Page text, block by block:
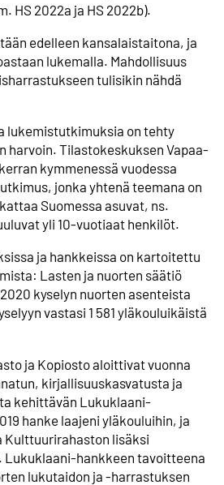
HS 2022a ja HS 2022b).
edelleen kansalaistaitona, ja
lukemalla. Mahdollisuus
tulisikin nähdä
lukemistutkimuksia on tehty
harvoin. Tilastokeskuksen Vapaa-
kymmenessä vuodessa
jonka yhtenä teemana on
Suomessa asuvat, ns.
yli 10-vuotiaat henkilöt.
ja hankkeissa on kartoitettu
Lasten ja nuorten säätiö
kyselyn nuorten asenteista
vastasi 1 581 yläkouluikäistä
ja Kopiosto aloittivat vuonna
kirjallisuuskasvatusta ja
kehittävän Lukuklaani-
hanke laajeni yläkouluihin, ja
Kulttuurirahaston lisäksi
hankkeen tavoitteena
lukutaidon ja -harrastuksen